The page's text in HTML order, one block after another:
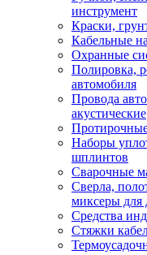
инструмент
Краски,
Кабельные
Охранные
Полировка,
автомобиля
Провода
акустические
Наборы
шплинтов
Сварочные
Сверла,
миксеры для
Средства
Стяжки